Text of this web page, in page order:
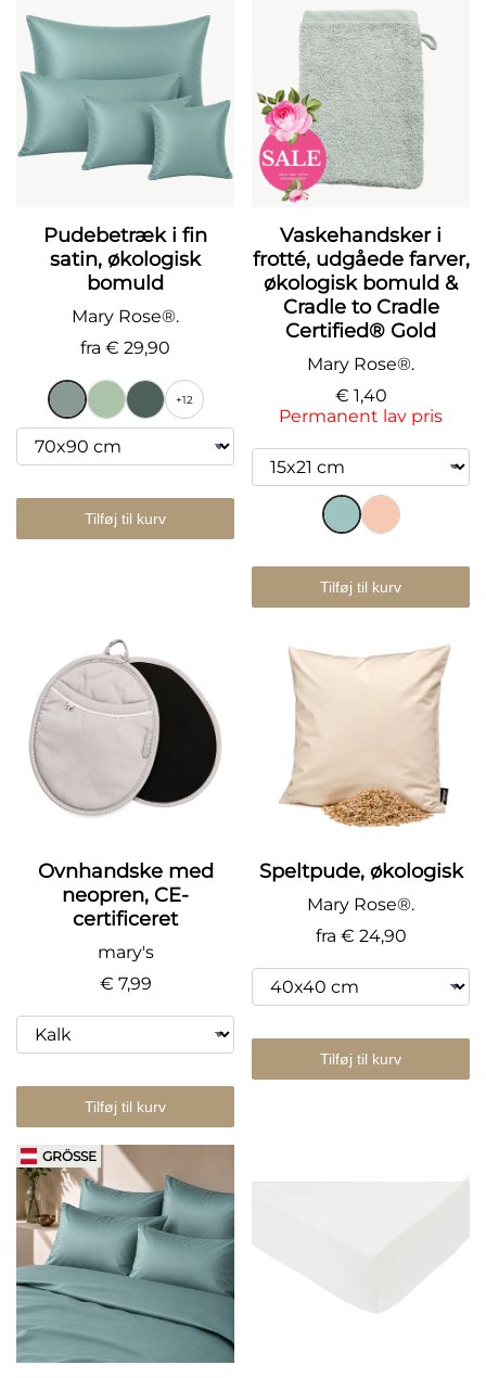
Pudebetræk i fin
satin, økologisk
bomuld
Mary Rose®.
fra € 29,90
+12
Tilføj til kurv
Vaskehandsker i
frotté, udgåede farver,
økologisk bomuld &
Cradle to Cradle
Certified® Gold
Mary Rose®.
€ 1,40
Permanent lav pris
Tilføj til kurv
Ovnhandske med
neopren, CE-
certificeret
mary's
€ 7,99
Tilføj til kurv
Speltpude, økologisk
Mary Rose®.
fra € 24,90
Tilføj til kurv
GRÖSSE